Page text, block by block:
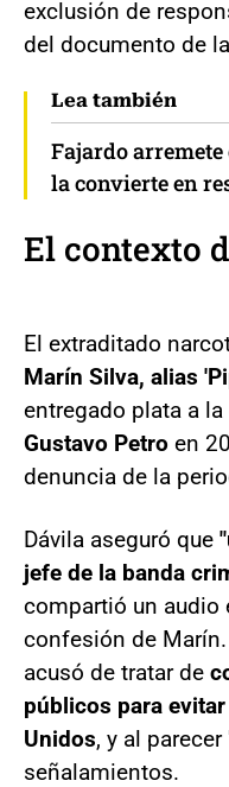
exclusión de
del documento de
Lea también
Fajardo arremete
la convierte en
El contexto
El extraditado
Marín Silva, alias
entregado plata a
Gustavo Petro en
denuncia de la
Dávila aseguró que
jefe de la banda
compartió un audio
confesión de
acusó de tratar de
públicos para
Unidos, y al
señalamientos.